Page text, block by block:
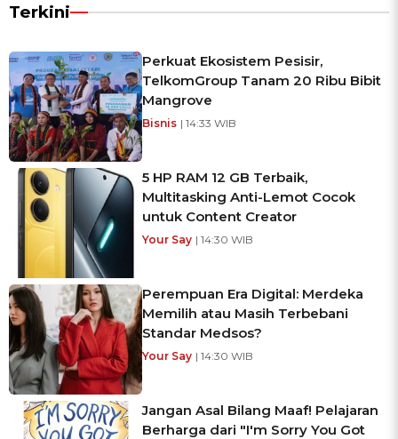
Terkini
Perkuat Ekosistem Pesisir,
TelkomGroup Tanam 20 Ribu Bibit
Mangrove
Bisnis | 14:33 WIB
5 HP RAM 12 GB Terbaik,
Multitasking Anti-Lemot Cocok
untuk Content Creator
Your Say | 14:30 WIB
Perempuan Era Digital: Merdeka
Memilih atau Masih Terbebani
Standar Medsos?
Your Say | 14:30 WIB
Jangan Asal Bilang Maaf! Pelajaran
Berharga dari "I'm Sorry You Got